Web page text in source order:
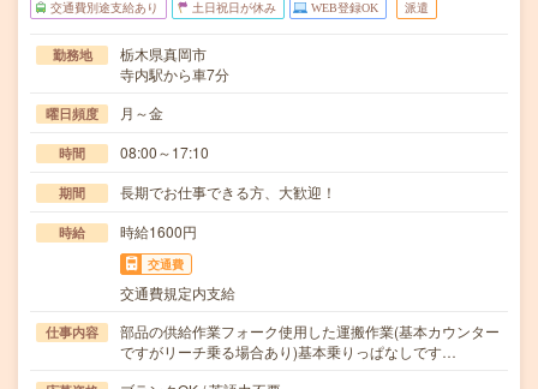
交通費別途支給あり 土日祝日が休み WEB登録OK 派遣
勤務地
栃木県真岡市
寺内駅から車7分
曜日頻度 月～金
時間 08:00～17:10
期間 長期でお仕事できる方、大歓迎！
時給 時給1600円
交通費
交通費規定内支給
仕事内容
部品の供給作業フォーク使用した運搬作業(基本カウンター
ですがリーチ乗る場合あり)基本乗りっぱなしです…